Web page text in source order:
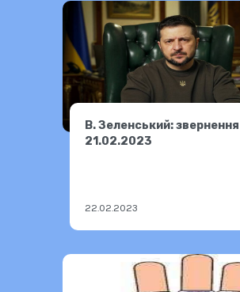
В. Зеленський: звернення
21.02.2023
22.02.2023